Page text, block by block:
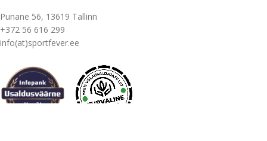
Punane 56, 13619 Tallinn
+372 56 616 299
info(at)sportfever.ee